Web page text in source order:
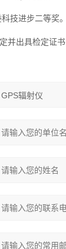
技进步二等奖。
并出具检定证书